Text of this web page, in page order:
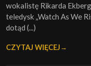
wokalistę Rikarda
teledysk „Watch As We
dotąd (...)
CZYTAJ WIĘCEJ